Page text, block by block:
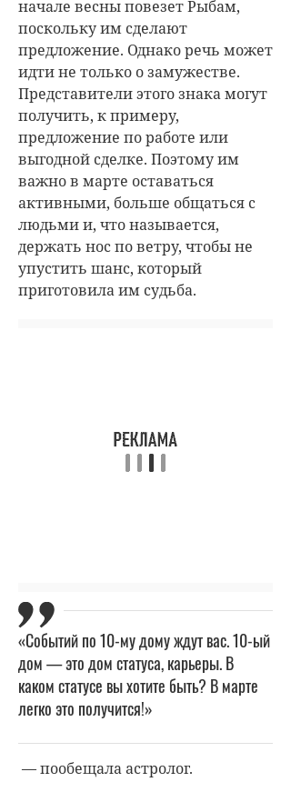
начале весны повезет Рыбам,
поскольку им сделают
предложение. Однако речь может
идти не только о замужестве.
Представители этого знака могут
получить, к примеру,
предложение по работе или
выгодной сделке. Поэтому им
важно в марте оставаться
активными, больше общаться с
людьми и, что называется,
держать нос по ветру, чтобы не
упустить шанс, который
приготовила им судьба.
«Событий по 10-му дому ждут вас. 10-ый
дом — это дом статуса, карьеры. В
каком статусе вы хотите быть? В марте
легко это получится!»
— пообещала астролог.